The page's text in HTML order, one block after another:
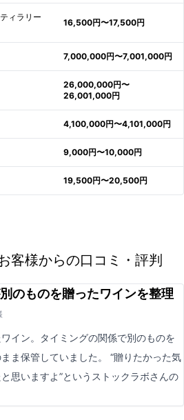
ィラリー
16,500円〜17,500円
7,000,000円〜7,001,000円
26,000,000円〜
26,001,000円
4,100,000円〜4,101,000円
9,000円〜10,000円
19,500円〜20,500円
客様からの口コミ・評判
のものを贈ったワインを整理
イン。タイミングの関係で別のものを
ま保管していました。 “贈りたかった気
思いますよ”というストックラボさんの